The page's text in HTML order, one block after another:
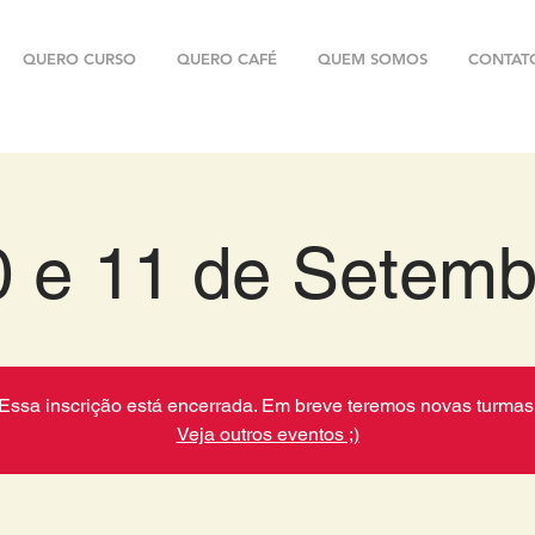
QUERO CURSO QUERO CAFÉ QUEM SOMOS
e 11 de
inscrição está encerrada. Em breve teremos novas
Veja outros eventos ;)